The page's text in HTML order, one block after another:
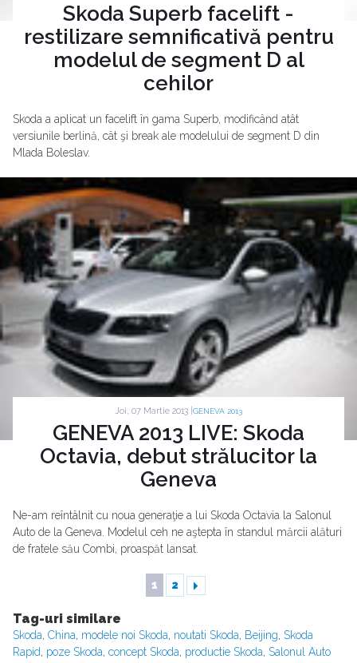
Skoda Superb facelift -
restilizare semnificativă pentru
modelul de segment D al
cehilor
Skoda a aplicat un facelift în gama Superb, modificând atât
versiunile berlină, cât şi break ale modelului de segment D din
Mlada Boleslav.
Joi, 07 Martie 2013 | GENEVA 2013
GENEVA 2013 LIVE: Skoda
Octavia, debut strălucitor la
Geneva
Ne-am reîntâlnit cu noua generaţie a lui Skoda Octavia la Salonul
Auto de la Geneva. Modelul ceh ne aştepta în standul mărcii alături
de fratele său Combi, proaspăt lansat.
1 2
Tag-uri similare
Skoda, China, modele noi Skoda, noutati Skoda, Beijing, Skoda
Rapid, poze Skoda, concept Skoda, productie Skoda, Salonul Auto